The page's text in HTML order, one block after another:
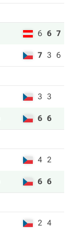
6 6 7
7 3 6
3 3
6 6
4 2
6 6
2 4